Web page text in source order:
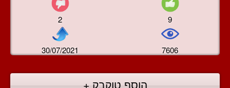
2 9
30/07/2021 7606
הוסף טוקבק +